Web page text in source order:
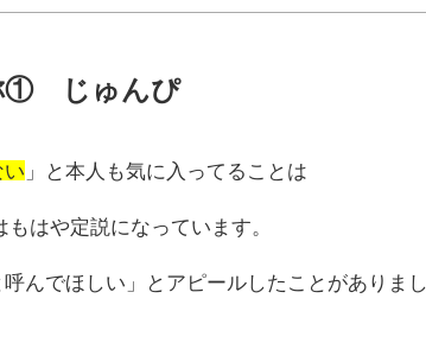
① じゅんぴ
い 」と本人も気に入ってることは
はや定説になっています。
呼んでほしい」とアピールしたことがありまし